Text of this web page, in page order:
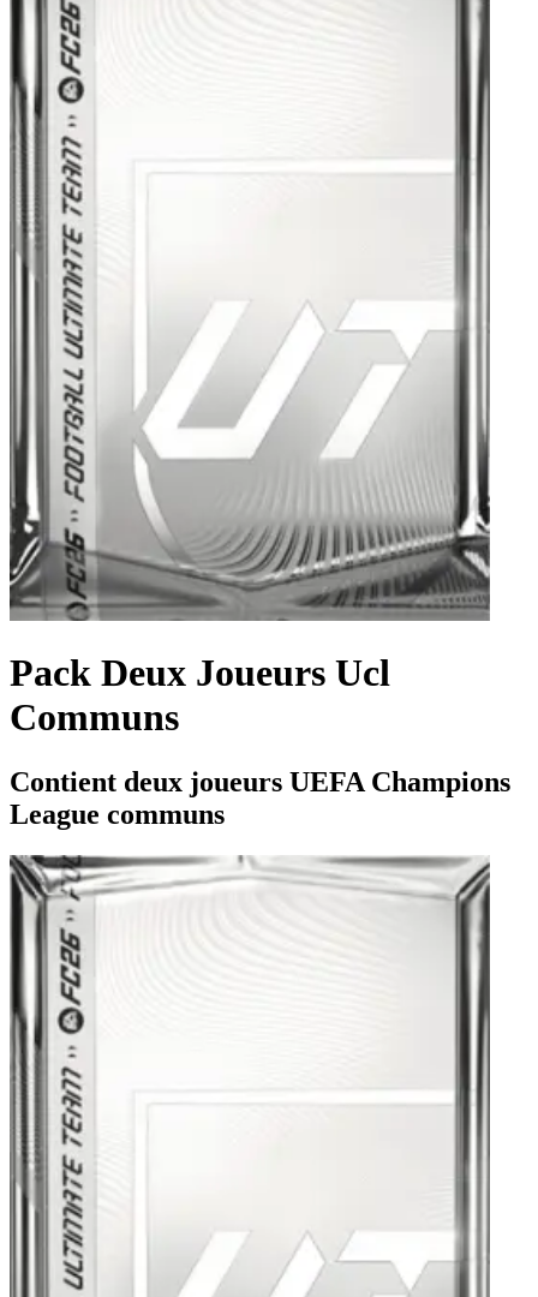
Pack Deux Joueurs Ucl
Communs
Contient deux joueurs UEFA Champions
League communs